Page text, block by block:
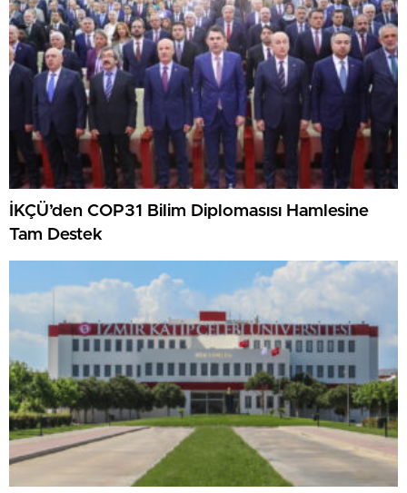
İKÇÜ’den COP31 Bilim Diplomasısı Hamlesine
Tam Destek